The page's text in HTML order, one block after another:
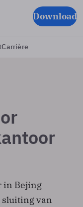
Download
Carrière
in Bejing
sluiting van